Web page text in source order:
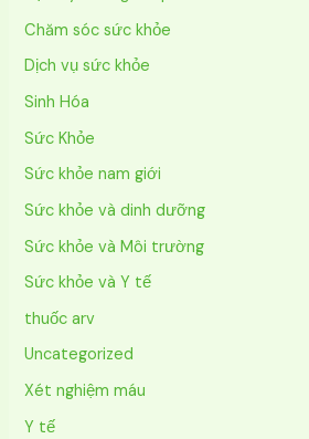
Chăm sóc sức khỏe
Dịch vụ sức khỏe
Sinh Hóa
Sức Khỏe
Sức khỏe nam giới
Sức khỏe và dinh dưỡng
Sức khỏe và Môi trường
Sức khỏe và Y tế
thuốc arv
Uncategorized
Xét nghiệm máu
Y tế